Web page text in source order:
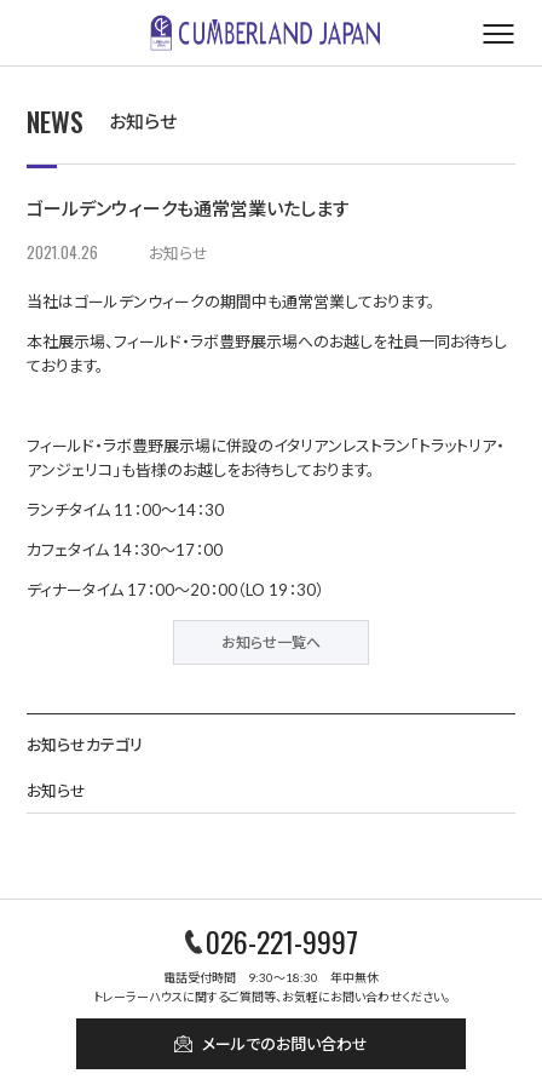
NEWS お知らせ
ゴールデンウィークも通常営業いたします
2021.04.26 お知らせ
当社はゴールデンウィークの期間中も通常営業しております。
本社展示場、フィールド・ラボ豊野展示場へのお越しを社員一同お待ちし
ております。
フィールド・ラボ豊野展示場に併設のイタリアンレストラン「トラットリア・
アンジェリコ」も皆様のお越しをお待ちしております。
ランチタイム 11：00～14：30
カフェタイム 14：30～17：00
ディナータイム 17：00～20：00（LO 19：30）
お知らせ一覧へ
お知らせカテゴリ
お知らせ
026-221-9997
電話受付時間 9:30～18:30 年中無休
トレーラーハウスに関するご質問等、お気軽にお問い合わせください。
メールでのお問い合わせ